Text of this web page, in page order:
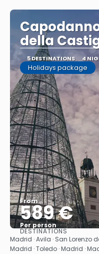
della
5 DESTINATIONS 4
Holidays package
From
589 €
Per person
DESTINATIONS
Madrid · Avila · San Lorenzo
Madrid · Toledo · Madrid ·